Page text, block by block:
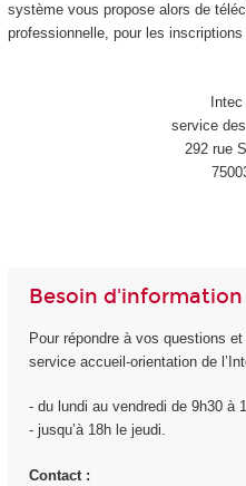
système vous propose alors de
professionnelle, pour les
service
292 rue
Besoin d'information
Pour répondre à vos questions
service accueil-orientation de
- du lundi au vendredi de 9h30 à
- jusqu’à 18h le jeudi.
Contact :